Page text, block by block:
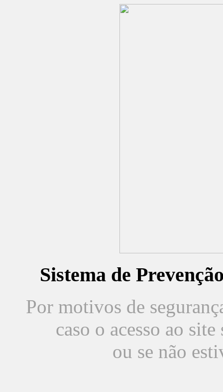
Sistema de
Por motivos de
caso o acesso ao
ou se não